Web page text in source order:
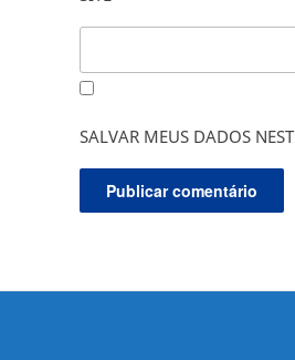
SALVAR MEUS DADOS